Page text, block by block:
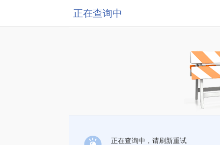
正在查询中
正在查询中，请刷新重试